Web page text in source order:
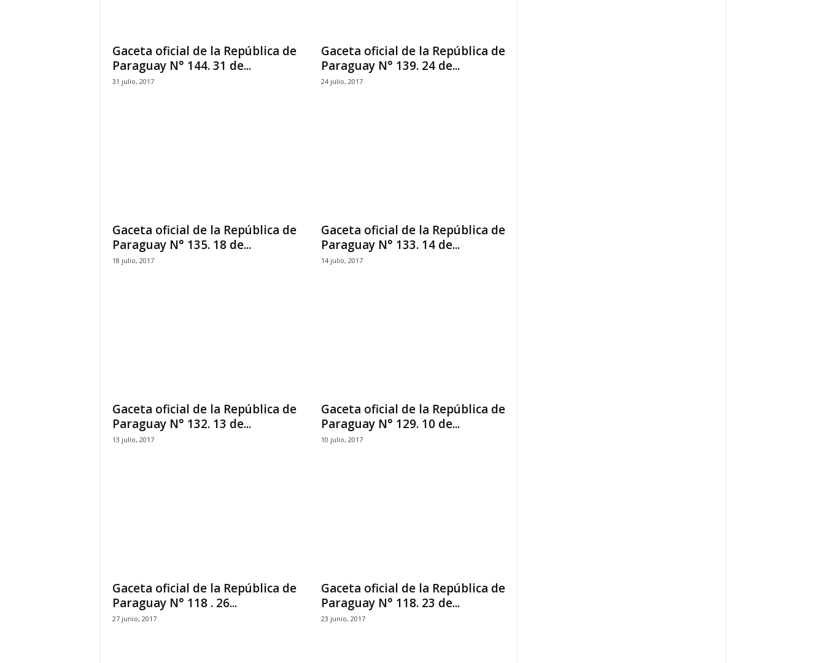
Gaceta oficial de la República de
Paraguay N° 144. 31 de...
31 julio, 2017
Gaceta oficial de la República de
Paraguay N° 139. 24 de...
24 julio, 2017
Gaceta oficial de la República de
Paraguay N° 135. 18 de...
18 julio, 2017
Gaceta oficial de la República de
Paraguay N° 133. 14 de...
14 julio, 2017
Gaceta oficial de la República de
Paraguay N° 132. 13 de...
13 julio, 2017
Gaceta oficial de la República de
Paraguay N° 129. 10 de...
10 julio, 2017
Gaceta oficial de la República de
Paraguay N° 118 . 26...
27 junio, 2017
Gaceta oficial de la República de
Paraguay N° 118. 23 de...
23 junio, 2017